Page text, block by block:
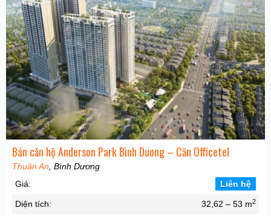
Bán căn hộ Anderson Park Bình Dương – Căn Officetel
Thuận An , Bình Dương
Giá:
Liên hệ
Diện tích: 32,62 – 53 m2